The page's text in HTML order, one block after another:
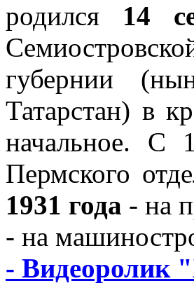
родился 14
губернии
Татарстан) в
начальное. С
Пермского
1931 года - на
- на
- Видеоролик